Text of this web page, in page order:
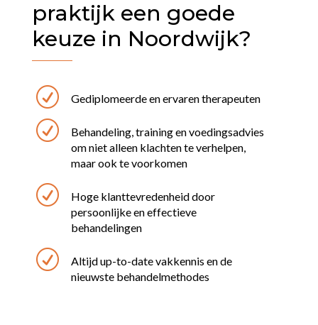
praktijk een goede
keuze in Noordwijk?
R Gediplomeerde en ervaren therapeuten
R
Behandeling, training en voedingsadvies
om niet alleen klachten te verhelpen,
maar ook te voorkomen
R
Hoge klanttevredenheid door
persoonlijke en effectieve
behandelingen
R
Altijd up-to-date vakkennis en de
nieuwste behandelmethodes